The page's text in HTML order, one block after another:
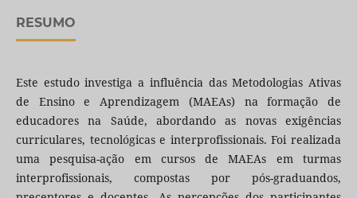
RESUMO
Este estudo investiga a influência das Metodologias Ativas
de Ensino e Aprendizagem (MAEAs) na formação de
educadores na Saúde, abordando as novas exigências
curriculares, tecnológicas e interprofissionais. Foi realizada
uma pesquisa-ação em cursos de MAEAs em turmas
interprofissionais, compostas por pós-graduandos,